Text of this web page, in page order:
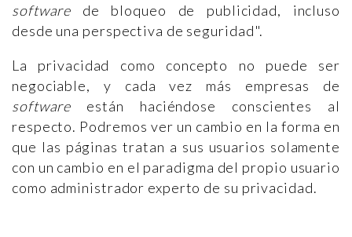
software de bloqueo de publicidad, incluso
desde una perspectiva de seguridad".
La privacidad como concepto no puede ser
negociable, y cada vez más empresas de
software están haciéndose conscientes al
respecto. Podremos ver un cambio en la forma en
que las páginas tratan a sus usuarios solamente
con un cambio en el paradigma del propio usuario
como administrador experto de su privacidad.